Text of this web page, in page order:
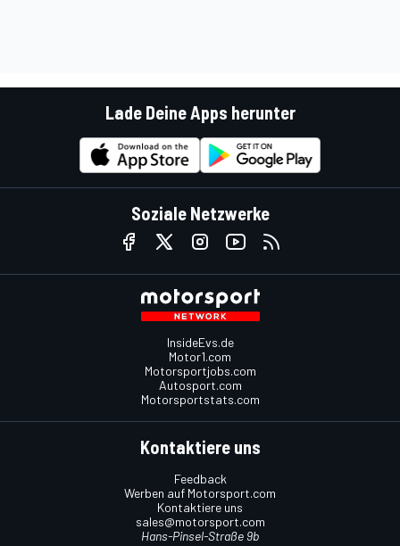
Lade Deine Apps herunter
Soziale Netzwerke
InsideEvs.de
Motor1.com
Motorsportjobs.com
Autosport.com
Motorsportstats.com
Kontaktiere uns
Feedback
Werben auf Motorsport.com
Kontaktiere uns
sales@motorsport.com
Hans-Pinsel-Straße 9b